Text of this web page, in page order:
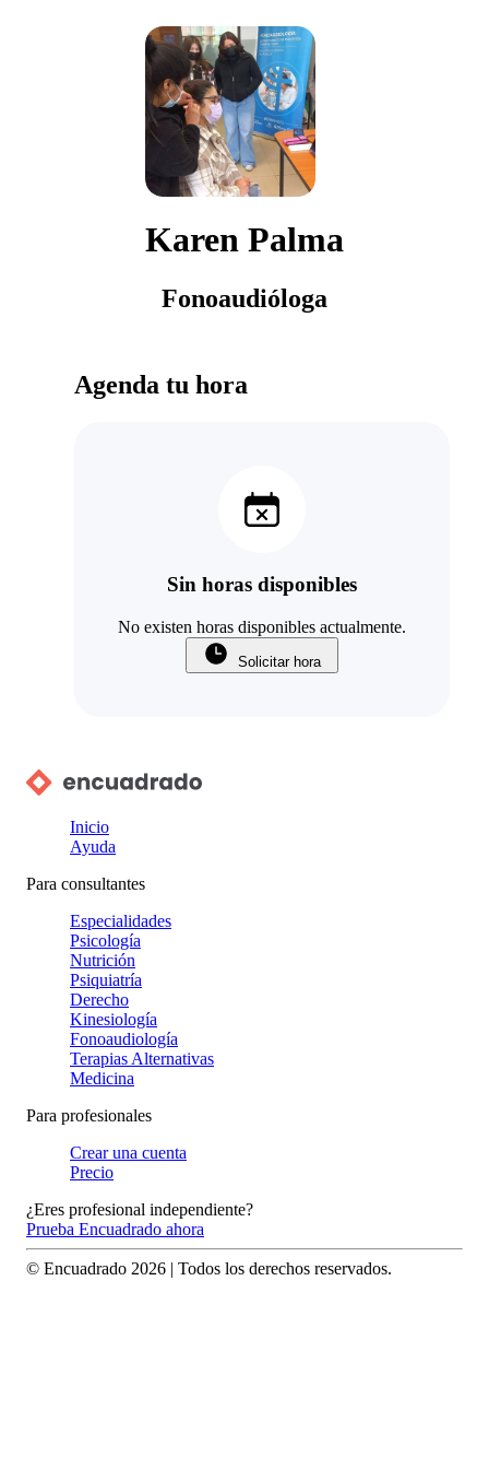
Karen Palma
Fonoaudióloga
Agenda tu hora
Sin horas disponibles
No existen horas disponibles actualmente.
Solicitar hora
Inicio
Ayuda
Para consultantes
Especialidades
Psicología
Nutrición
Psiquiatría
Derecho
Kinesiología
Fonoaudiología
Terapias Alternativas
Medicina
Para profesionales
Crear una cuenta
Precio
¿Eres profesional independiente?
Prueba Encuadrado ahora
© Encuadrado 2026 | Todos los derechos reservados.